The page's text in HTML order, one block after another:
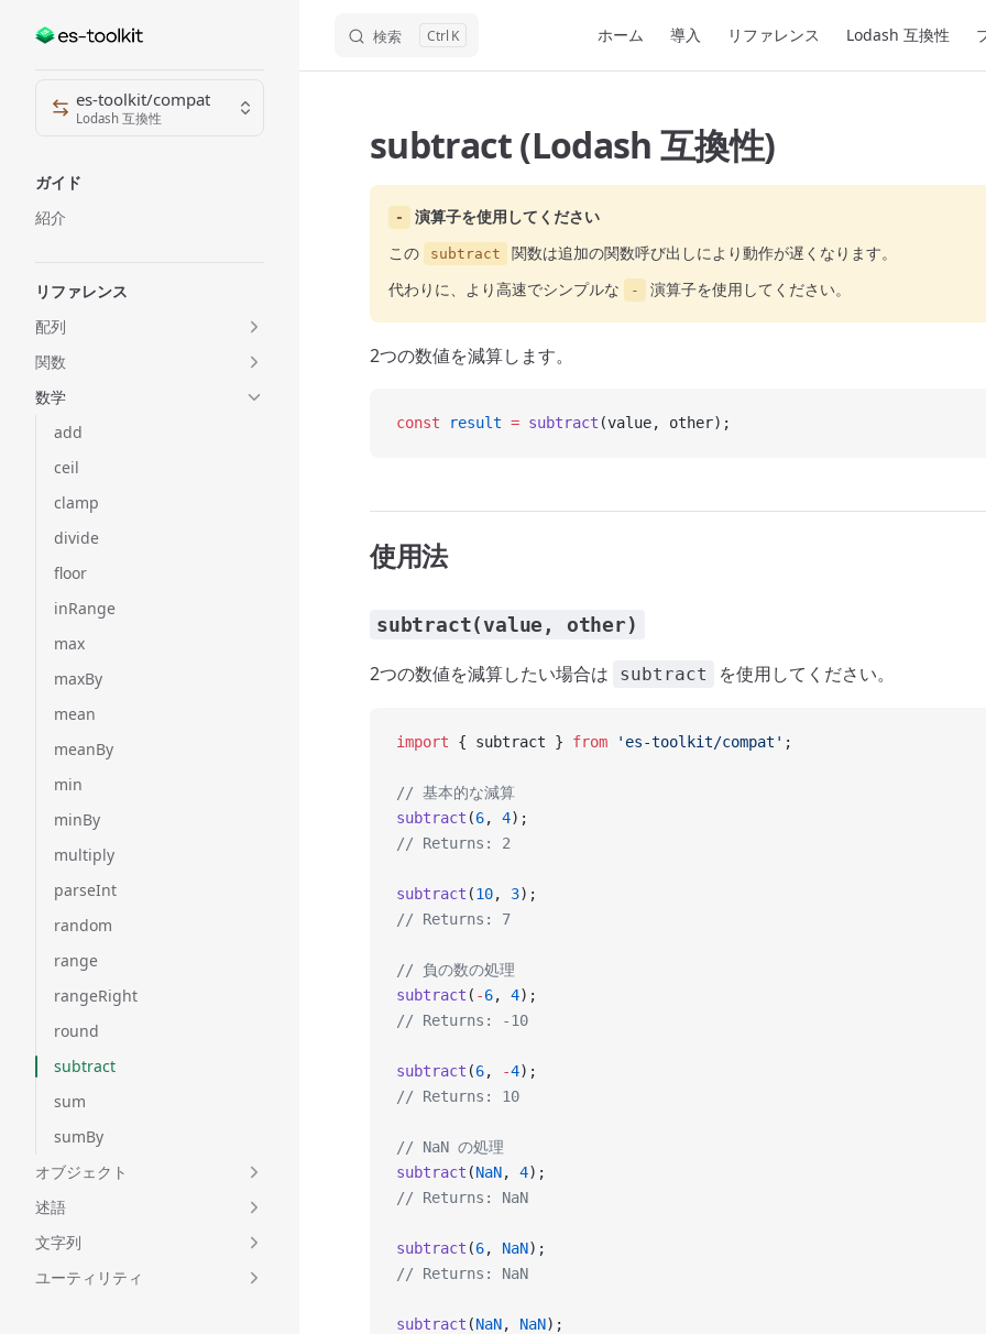
Skip to content 検索 K ホーム 導入 リファレンス Lodash 互換性
Sidebar Navigation
es-toolkit/compat
Lodash 互換性
ガイド
紹介
リファレンス
配列
関数
数学
add
ceil
clamp
divide
floor
inRange
max
maxBy
mean
meanBy
min
minBy
multiply
parseInt
random
range
rangeRight
round
subtract
sum
sumBy
オブジェクト
述語
文字列
ユーティリティ
subtract (Lodash 互換性)
-
演算子を使用してください
この
subtract
関数は追加の関数呼び出しにより動作が遅くなります。
代わりに、より高速でシンプルな
- 演算子を使用してください。
2つの数値を減算します。
const result = subtract (value, other);
使用法
subtract(value, other)
2つの数値を減算したい場合は subtract を使用してください。
import { subtract } from 'es-toolkit/compat' ;
// 基本的な減算
subtract (6, 4);
// Returns: 2
subtract (10, 3);
// Returns: 7
// 負の数の処理
subtract ( -6, 4);
// Returns: -10
subtract (6, -4);
// Returns: 10
// NaN の処理
subtract (NaN, 4);
// Returns: NaN
subtract (6, NaN);
// Returns: NaN
subtract (NaN, NaN);